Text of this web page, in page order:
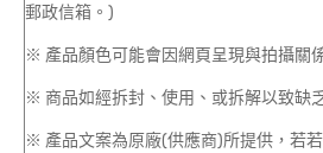
郵政信箱。)
※ 產品顏色可能會因網頁呈現與拍攝關
※ 商品如經拆封、使用、或拆解以致缺
※ 產品文案為原廠(供應商)所提供，若